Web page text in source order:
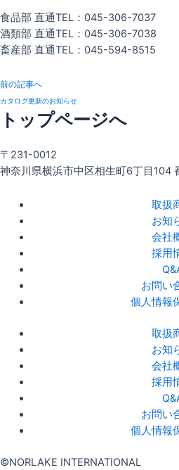
食品部 直通TEL：045-306-7037
酒類部 直通TEL：045-306-7038
畜産部 直通TEL：045-594-8515
前の記事へ
カタログ更新のお知らせ
トップページへ
〒231-0012
神奈川県横浜市中区相生町6丁目104
取扱
お知
会社
採用
お問い
個人情報
取扱
お知
会社
採用
お問い
個人情報
©NORLAKE INTERNATIONAL